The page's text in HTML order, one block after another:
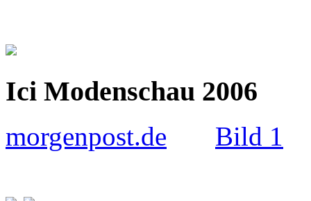
Ici Modenschau 2006
morgenpost.de Bild 1